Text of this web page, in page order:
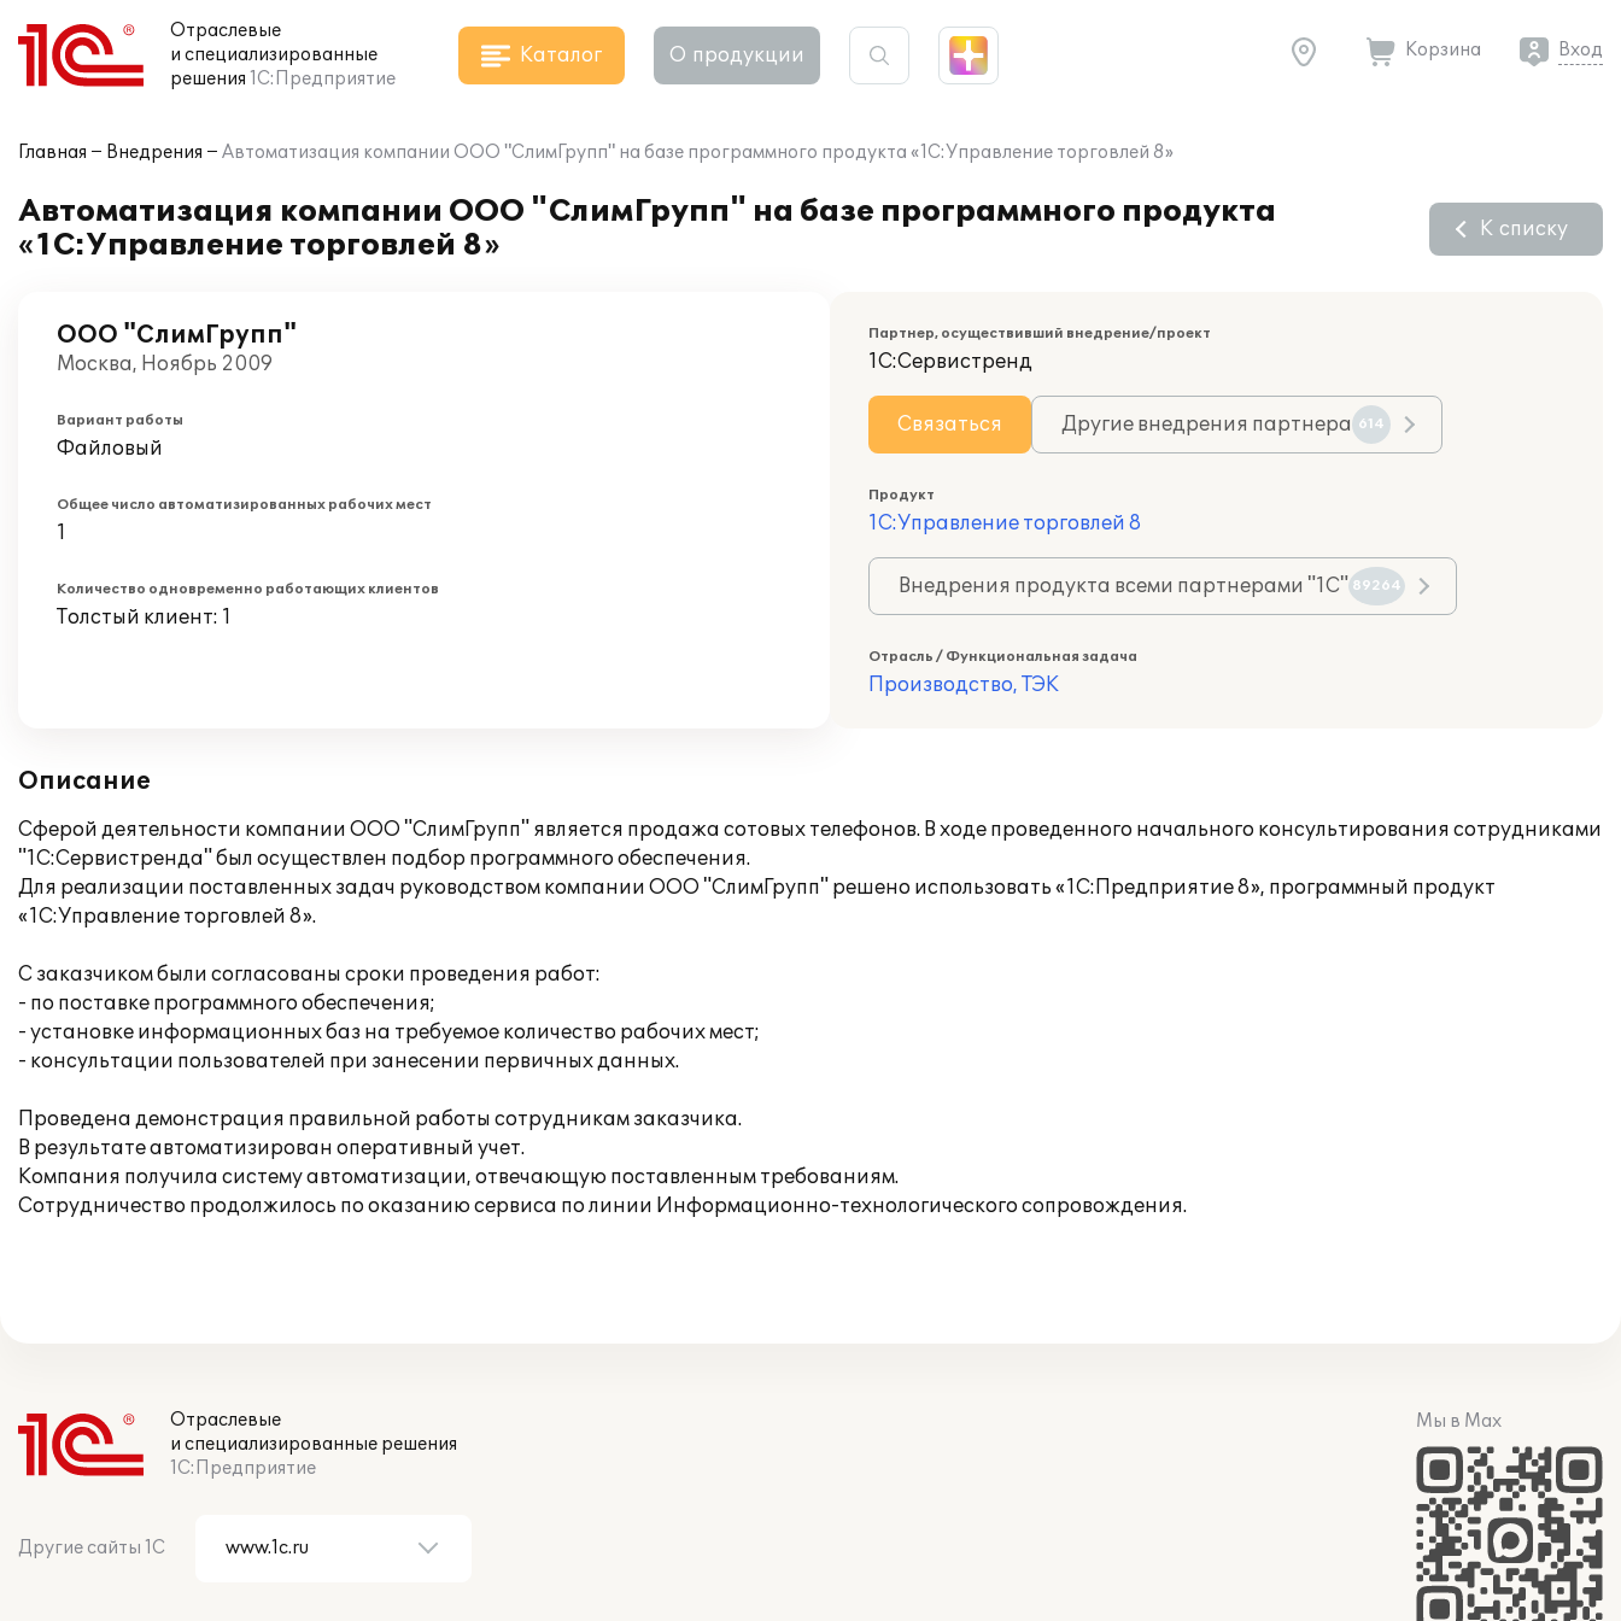
Отраслевые
и специализированные
решения 1С:Предприятие
Каталог О продукции Корзина Вход
Главная Внедрения Автоматизация компании ООО "СлимГрупп" на базе программного продукта «1С:Управление торговлей 8»
Автоматизация компании ООО "СлимГрупп" на базе программного продукта
«1С:Управление торговлей 8»
К списку
ООО "СлимГрупп"
Москва, Ноябрь 2009
Вариант работы
Файловый
Общее число автоматизированных рабочих мест
1
Количество одновременно работающих клиентов
Толстый клиент: 1
Партнер, осуществивший внедрение/проект
1С:Сервистренд
Связаться Другие внедрения партнера 614
Продукт
1С:Управление торговлей 8
Внедрения продукта всеми партнерами "1С" 89264
Отрасль / Функциональная задача
Производство, ТЭК
Описание
Сферой деятельности компании ООО "СлимГрупп" является продажа сотовых телефонов. В ходе проведенного начального консультирования сотрудниками
"1С:Сервистренда" был осуществлен подбор программного обеспечения.
Для реализации поставленных задач руководством компании ООО "СлимГрупп" решено использовать «1С:Предприятие 8», программный продукт
«1С:Управление торговлей 8».
С заказчиком были согласованы сроки проведения работ:
- по поставке программного обеспечения;
- установке информационных баз на требуемое количество рабочих мест;
- консультации пользователей при занесении первичных данных.
Проведена демонстрация правильной работы сотрудникам заказчика.
В результате автоматизирован оперативный учет.
Компания получила систему автоматизации, отвечающую поставленным требованиям.
Сотрудничество продолжилось по оказанию сервиса по линии Информационно-технологического сопровождения.
Отраслевые
и специализированные решения
1С:Предприятие
Другие сайты 1С
Мы в Max